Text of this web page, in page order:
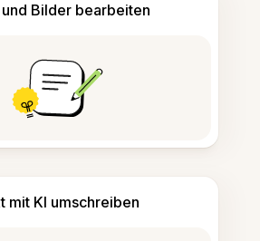
und Bilder bearbeiten
mit KI umschreiben